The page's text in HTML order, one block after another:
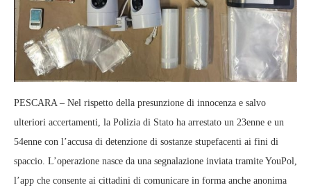
PESCARA – Nel rispetto della presunzione di innocenza e salvo
ulteriori accertamenti, la Polizia di Stato ha arrestato un 23enne e un
54enne con l’accusa di detenzione di sostanze stupefacenti ai fini di
spaccio. L’operazione nasce da una segnalazione inviata tramite YouPol,
l’app che consente ai cittadini di comunicare in forma anche anonima